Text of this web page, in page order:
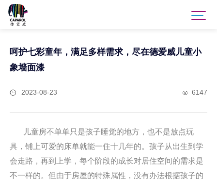
呵护七彩童年，满足多样需求，尽在德爱威儿童小
象墙面漆
2023-08-23 6147
儿童房不单单只是孩子睡觉的地方，也不是放点玩
具，铺上可爱的床单就能一住十几年的。孩子从出生到学
会走路，再到上学，每个阶段的成长对居住空间的需求是
不一样的。但由于房屋的特殊属性，没有办法根据孩子的